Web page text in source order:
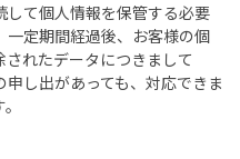
て個人情報を保管する必要
定期間経過後、お客様の個
れたデータにつきまして
し出があっても、対応できま